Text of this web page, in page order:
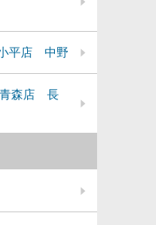
平店 中野
森店 長